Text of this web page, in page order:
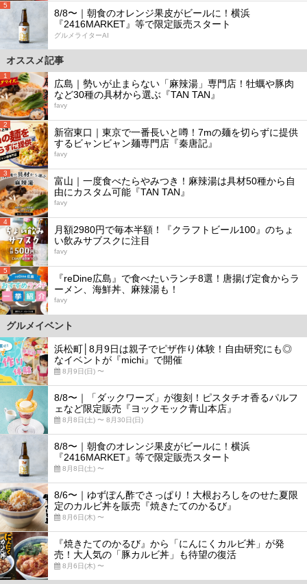
5
8/8〜｜朝食のオレンジ果皮がビールに！横浜
『2416MARKET』等で限定販売スタート
グルメライターAI
オススメ記事
1
広島｜勢いが止まらない「麻辣湯」専門店！牡蠣や豚肉
など30種の具材から選ぶ『TAN TAN』
favy
2
新宿東口｜東京で一番長いと噂！7mの麺を切らずに提供
するビャンビャン麺専門店『秦唐記』
favy
3
富山｜一度食べたらやみつき！麻辣湯は具材50種から自
由にカスタム可能『TAN TAN』
favy
4
月額2980円で毎本半額！『クラフトビール100』のちょ
い飲みサブスクに注目
favy
5
『reDine広島』で食べたいランチ8選！唐揚げ定食からラ
ーメン、海鮮丼、麻辣湯も！
favy
グルメイベント
浜松町│8月9日は親子でピザ作り体験！自由研究にも◎
なイベントが『michi』で開催
8月9日(日) 〜
8/8〜｜「ダックワーズ」が復刻！ピスタチオ香るパルフ
ェなど限定販売『ヨックモック青山本店』
8月8日(土) 〜 8月30日(日)
8/8〜｜朝食のオレンジ果皮がビールに！横浜
『2416MARKET』等で限定販売スタート
8月8日(土) 〜
8/6〜｜ゆずぽん酢でさっぱり！大根おろしをのせた夏限
定のカルビ丼を販売『焼きたてのかるび』
8月6日(木) 〜
『焼きたてのかるび』から「にんにくカルビ丼」が発
売！大人気の「豚カルビ丼」も待望の復活
8月6日(木) 〜